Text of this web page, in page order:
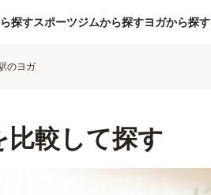
探すスポーツジムから探すヨガから探す
のヨガ
比較して探す